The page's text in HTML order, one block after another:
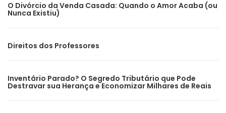
O Divórcio da Venda Casada: Quando o Amor Acaba (ou
Nunca Existiu)
Direitos dos Professores
Inventário Parado? O Segredo Tributário que Pode
Destravar sua Herança e Economizar Milhares de Reais